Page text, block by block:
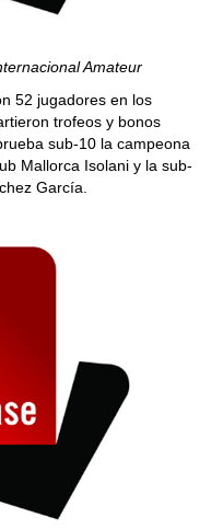
Amateur
52 jugadores en los
trofeos y bonos
sub-10 la campeona
Mallorca Isolani y la sub-
García.